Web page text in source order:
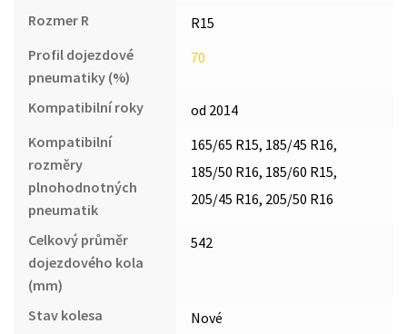
Rozmer R
R15
Profil dojezdové
pneumatiky (%)
70
Kompatibilní roky
od 2014
Kompatibilní
rozměry
plnohodnotných
pneumatik
165/65 R15, 185/45 R16,
185/50 R16, 185/60 R15,
205/45 R16, 205/50 R16
Celkový průměr
dojezdového kola
(mm)
542
Stav kolesa Nové